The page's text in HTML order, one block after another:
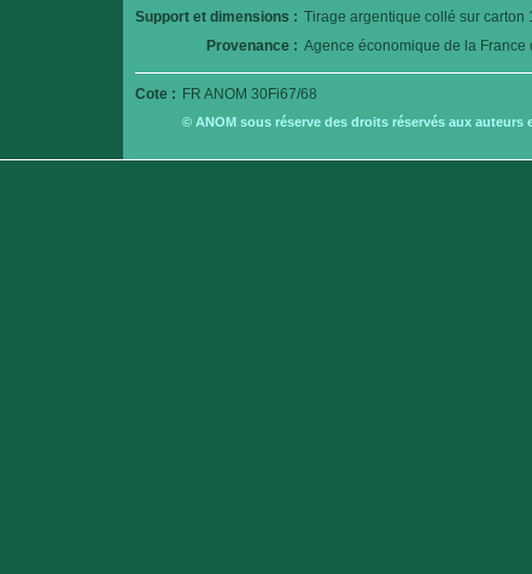
Support et dimensions : Tirage argentique collé sur carton
Provenance : Agence économique de la
Cote : FR ANOM 30Fi67/68
© ANOM sous réserve des droits réservés aux auteurs